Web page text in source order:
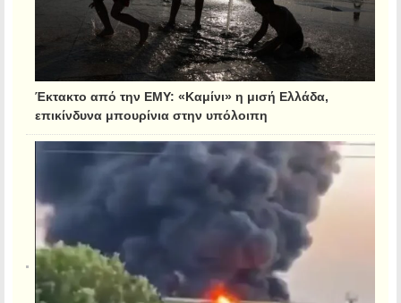
Έκτακτο από την ΕΜΥ: «Καμίνι» η μισή Ελλάδα,
επικίνδυνα μπουρίνια στην υπόλοιπη